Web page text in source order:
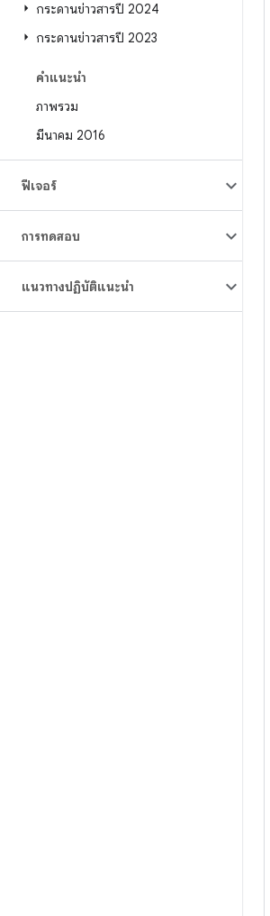
กระดานข่าวสารปี 2024
กระดานข่าวสารปี 2023
คำแนะนำ
ภาพรวม
มีนาคม 2016
ฟีเจอร์
การทดสอบ
แนวทางปฏิบัติแนะนำ